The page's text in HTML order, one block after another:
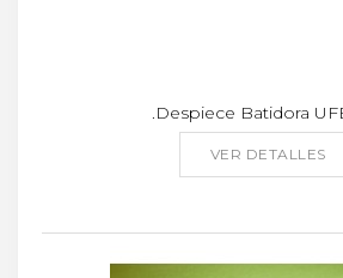
.Despiece Batidora
VER DETALLES